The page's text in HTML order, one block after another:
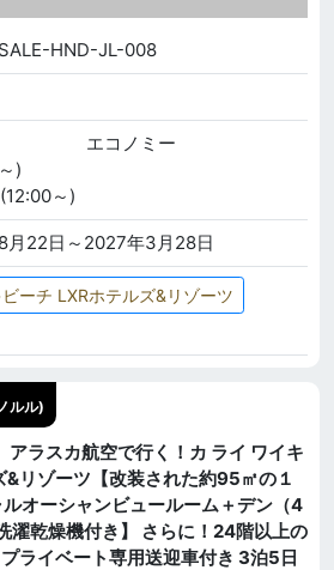
HND-JL-008
エコノミー
)
～)
月22日～2027年3月28日
ーチ LXRホテルズ&リゾーツ
ルル)
アラスカ航空で行く！カ ライ ワイキ
&リゾーツ【改装された約95㎡の１
オーシャンビュールーム＋デン（4
濯乾燥機付き】 さらに！24階以上の
ライベート専用送迎車付き 3泊5日